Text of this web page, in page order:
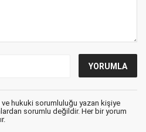
ve hukuki sorumluluğu yazan kişiye
sorumlu değildir. Her bir yorum